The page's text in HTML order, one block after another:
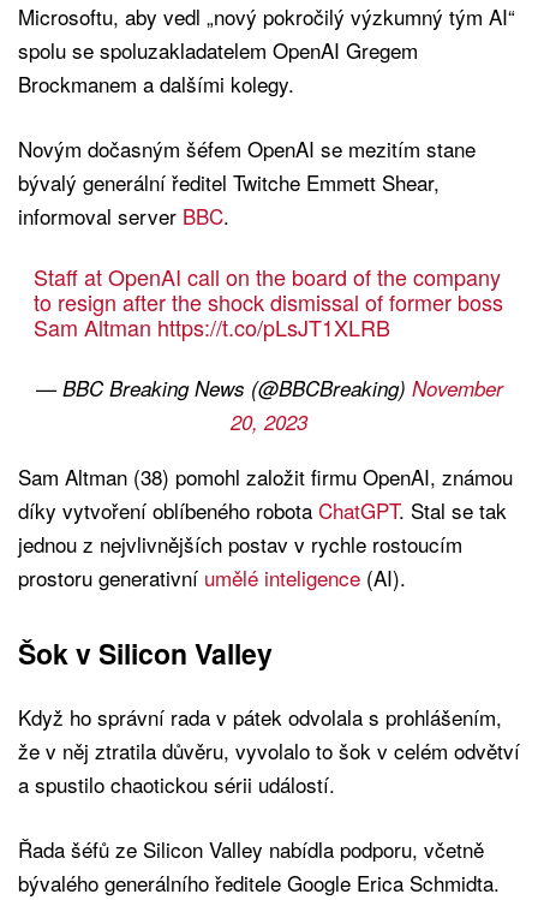
Microsoftu, aby vedl „nový pokročilý výzkumný tým AI“
spolu se spoluzakladatelem OpenAI Gregem
Brockmanem a dalšími kolegy.
Novým dočasným šéfem OpenAI se mezitím stane
bývalý generální ředitel Twitche Emmett Shear,
informoval server BBC.
Staff at OpenAI call on the board of the company
to resign after the shock dismissal of former boss
Sam Altman https://t.co/pLsJT1XLRB
— BBC Breaking News (@BBCBreaking) November
20, 2023
Sam Altman (38) pomohl založit firmu OpenAI, známou
díky vytvoření oblíbeného robota ChatGPT. Stal se tak
jednou z nejvlivnějších postav v rychle rostoucím
prostoru generativní umělé inteligence (AI).
Šok v Silicon Valley
Když ho správní rada v pátek odvolala s prohlášením,
že v něj ztratila důvěru, vyvolalo to šok v celém odvětví
a spustilo chaotickou sérii událostí.
Řada šéfů ze Silicon Valley nabídla podporu, včetně
bývalého generálního ředitele Google Erica Schmidta.